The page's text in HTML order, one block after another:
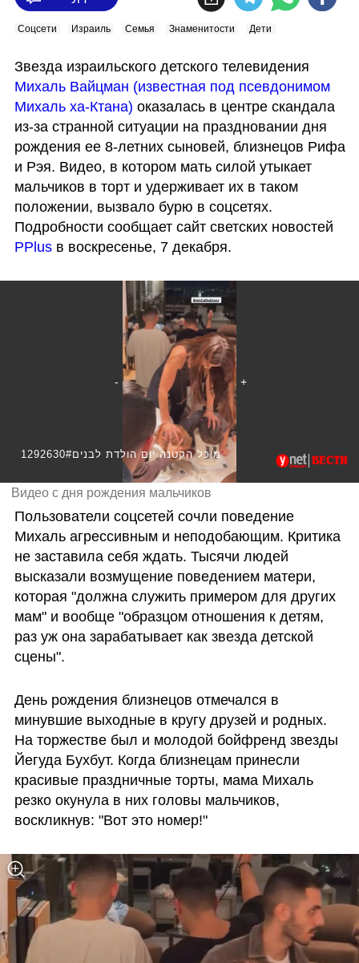
Соцсети Израиль Семья Знаменитости Дети
Михаль Вайцман (известная под псевдонимом
Михаль ха-Ктана) оказалась в центре скандала
из-за странной ситуации на праздновании дня
рождения ее 8-летних сыновей, близнецов Рифа
и Рэя. Видео, в котором мать силой утыкает
мальчиков в торт и удерживает их в таком
положении, вызвало бурю в соцсетях.
PPlus в воскресенье, 7 декабря.
1292630#מיכל הקטנה יום הולדת לבנים
Видео с дня рождения мальчиков
Пользователи соцсетей сочли поведение
Михаль агрессивным и неподобающим. Критика
не заставила себя ждать. Тысячи людей
высказали возмущение поведением матери,
которая "должна служить примером для других
мам" и вообще "образцом отношения к детям,
раз уж она зарабатывает как звезда детской
сцены".
День рождения близнецов отмечался в
минувшие выходные в кругу друзей и родных.
На торжестве был и молодой бойфренд звезды
Йегуда Бухбут. Когда близнецам принесли
красивые праздничные торты, мама Михаль
резко окунула в них головы мальчиков,
воскликнув: "Вот это номер!"